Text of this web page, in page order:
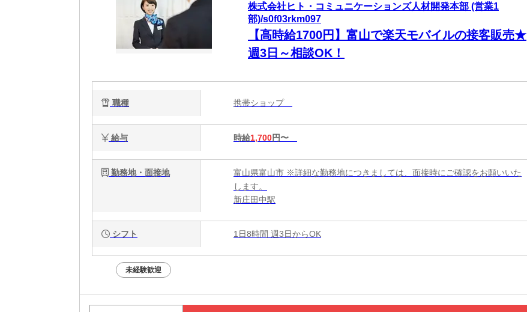
株式会社ヒト・コミュニケーションズ人材開発本部 (営業1
部)/s0f03rkm097
【高時給1700円】富山で楽天モバイルの接客販売★
週3日～相談OK！
職種 携帯ショップ
給与 時給1,700円〜
勤務地・面接地
富山県富山市 ※詳細な勤務地につきましては、面接時にご確認をお願いいた
します。
新庄田中駅
シフト 1日8時間 週3日からOK
未経験歓迎